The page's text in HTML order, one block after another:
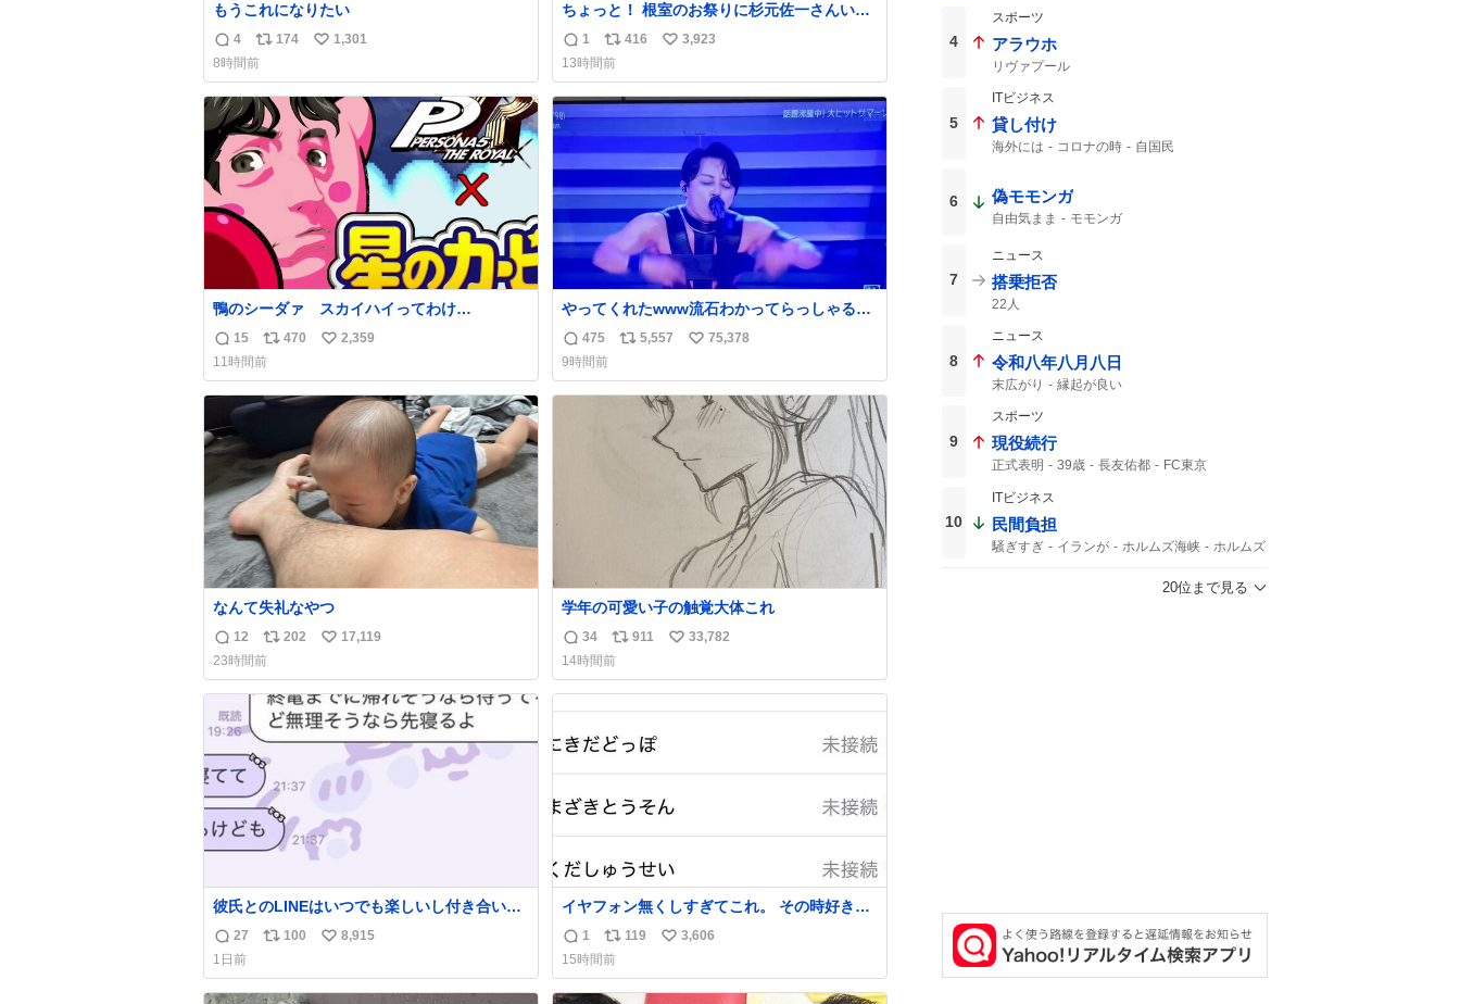
もうこれになりたい
返
信
数
4
リ
ポ
ス
ト
数
174
い
ね
数
1,301
8時間前
ちょっと！ 根室のお祭りに杉元佐一さんいる
じゃん！
返
信
数
1
リ
ポ
ス
ト
数
416
い
ね
数
3,923
13時間前
鴨のシーダァ スカイハイってわけ
youtu.be/QbctcHorQyA
返
信
数
15
リ
ポ
ス
470
い
ね
数
2,359
11時間前
やってくれたwww流石わかってらっしゃる🤣
🤣🤣 #Mステ #西川貴教
返
信
数
475
リ
ス
5,557
い
ね
数
75,378
9時間前
なんて失礼なやつ
返
信
数
12
リ
ポ
ス
ト
数
202
い
ね
数
17,119
23時間前
学年の可愛い子の触覚大体これ
返
信
数
34
リ
ポ
ス
数
911
い
ね
33,782
14時間前
彼氏とのLINEはいつでも楽しいし付き合いた
ての頃の嬉しかったLINEは無限にあるけど(同
棲前は1日で各50通くらい送りあってたし)最
近嬉しかったのはこれ
返
信
数
27
リ
ス
100
い
ね
8,915
1日前
イヤフォン無くしすぎてこれ。 その時好きだ
った男のセコムの名前にしてる
返
信
数
1
リ
ポ
ス
119
い
ね
3,606
15時間前
4
スポーツ
アラウホ
リヴァプール
5
ITビジネス
貸し付け
海外には コロナの時 自国民
6 偽モモンガ
自由気まま モモンガ
7
ニュース
搭乗拒否
22人
8
ニュース
令和八年八月八日
末広がり 縁起が良い
9
スポーツ
現役続行
正式表明 39歳 長友佑都 FC東京
10
ITビジネス
民間負担
騒ぎすぎ イランが ホルムズ海峡 ホルムズ
20位まで見る